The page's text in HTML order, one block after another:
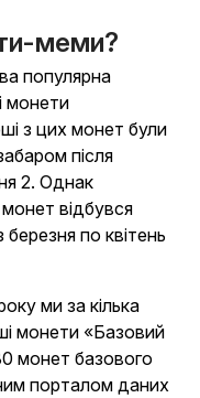
меми?
популярна
монети
з цих монет були
після
2. Однак
відбувся
березня по квітень
ми за кілька
монети «Базовий
монет базового
порталом даних